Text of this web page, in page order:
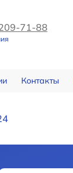
71-88
Контакты